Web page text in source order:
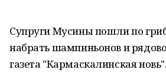
Супруги Мусины пошли по
набрать шампиньонов и
газета "Кармаскалинская